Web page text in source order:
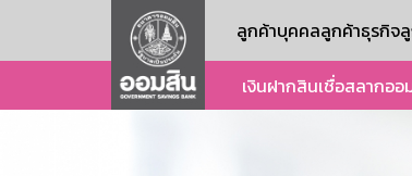
ลูกค้าบุคคลลูกค้าธุรกิจ
เงินฝากสินเชื่อสลากออ